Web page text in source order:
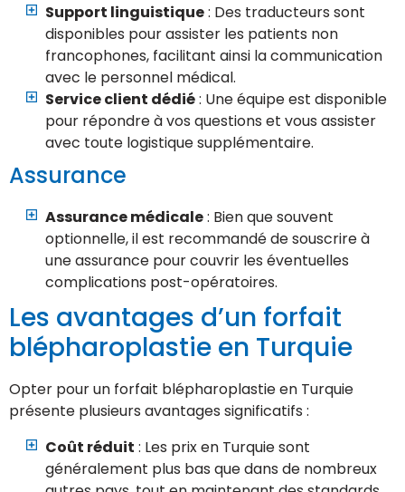
Support linguistique: Des traducteurs sont
disponibles pour assister les patients non
francophones, facilitant ainsi la communication
avec le personnel médical.
Service client dédié: Une équipe est disponible
pour répondre à vos questions et vous assister
avec toute logistique supplémentaire.
Assurance
Assurance médicale: Bien que souvent
optionnelle, il est recommandé de souscrire à
une assurance pour couvrir les éventuelles
complications post-opératoires.
Les avantages d’un forfait
blépharoplastie en Turquie
Opter pour un forfait blépharoplastie en Turquie
présente plusieurs avantages significatifs :
Coût réduit : Les prix en Turquie sont
généralement plus bas que dans de nombreux